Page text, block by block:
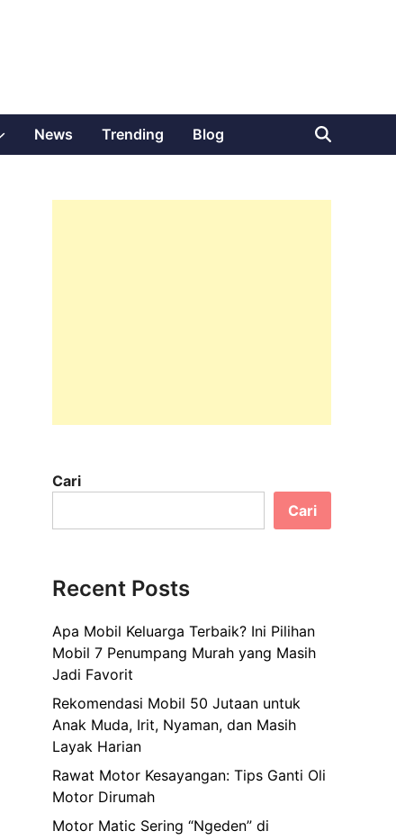
ShowNews Trending Blog
Cari
Cari
Recent Posts
Apa Mobil Keluarga Terbaik? Ini Pilihan
Mobil 7 Penumpang Murah yang Masih
Jadi Favorit
Rekomendasi Mobil 50 Jutaan untuk
Anak Muda, Irit, Nyaman, dan Masih
Layak Harian
Rawat Motor Kesayangan: Tips Ganti Oli
Motor Dirumah
Motor Matic Sering “Ngeden” di